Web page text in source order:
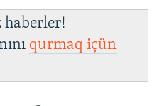
haberler!
qurmaq içün